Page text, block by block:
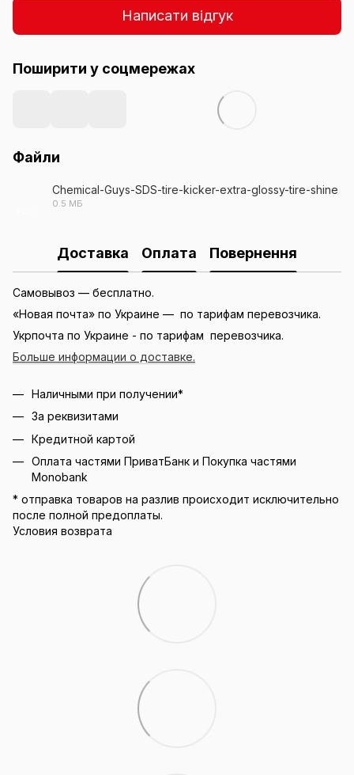
Написати відгук
Поширити у соцмережах
Файли
Chemical-Guys-SDS-tire-kicker-extra-glossy-tire-shine
0.5 МБ
Доставка Оплата Повернення
Самовывоз — бесплатно.
«Новая почта» по Украине — по тарифам перевозчика.
Укрпочта по Украине - по тарифам перевозчика.
Больше информации о доставке.
Наличными при получении*
За реквизитами
Кредитной картой
Оплата частями ПриватБанк и Покупка частями
Monobank
* отправка товаров на разлив происходит исключительно
после полной предоплаты.
Условия возврата